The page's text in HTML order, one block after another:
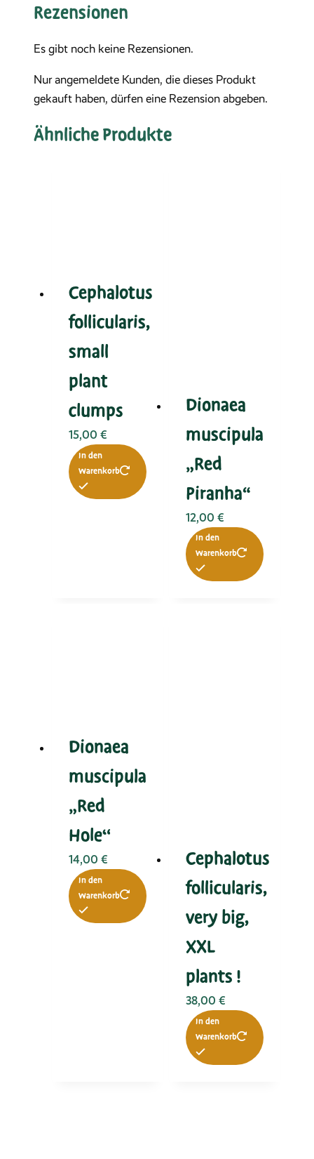
Rezensionen
Es gibt noch keine Rezensionen.
Nur angemeldete Kunden, die dieses Produkt
gekauft haben, dürfen eine Rezension abgeben.
Ähnliche Produkte
Cephalotus
follicularis,
small
plant
clumps
15,00 €
In den
Warenkorb
Dionaea
muscipula
„Red
Piranha“
12,00 €
In den
Warenkorb
Dionaea
muscipula
„Red
Hole“
14,00 €
In den
Warenkorb
Cephalotus
follicularis,
very big,
XXL
plants !
38,00 €
In den
Warenkorb